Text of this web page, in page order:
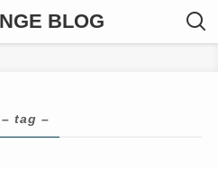
BLOG
– tag –